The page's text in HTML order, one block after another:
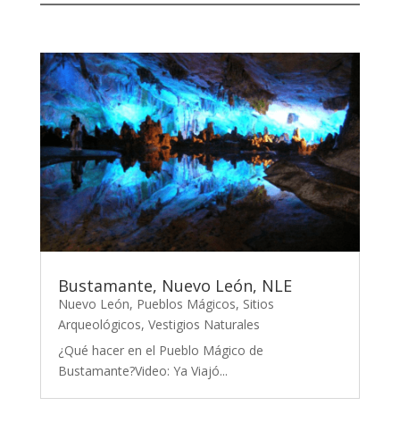
Bustamante, Nuevo León, NLE
Nuevo León, Pueblos Mágicos, Sitios
Arqueológicos, Vestigios Naturales
¿Qué hacer en el Pueblo Mágico de
Bustamante?Video: Ya Viajó...